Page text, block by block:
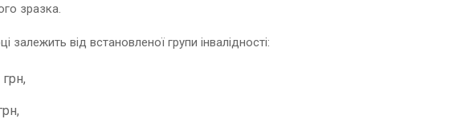
зразка.
залежить від встановленої групи інвалідності: